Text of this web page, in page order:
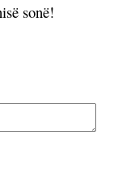
sonë!